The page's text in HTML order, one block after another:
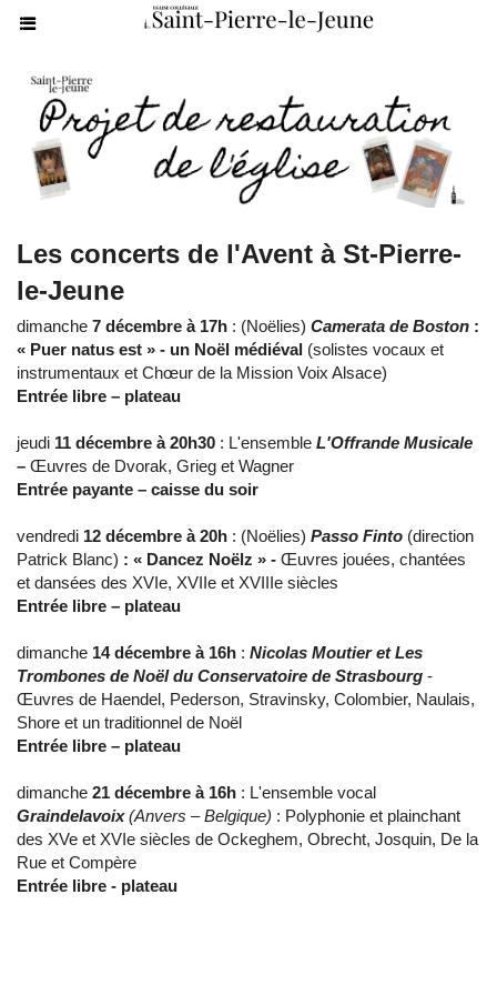
Les concerts de l'Avent à St-Pierre-
le-Jeune
dimanche 7 décembre à 17h : (Noëlies) Camerata de Boston :
« Puer natus est » - un Noël médiéval (solistes vocaux et
instrumentaux et Chœur de la Mission Voix Alsace)
Entrée libre – plateau
jeudi 11 décembre à 20h30 : L'ensemble L'Offrande Musicale
– Œuvres de Dvorak, Grieg et Wagner
Entrée payante – caisse du soir
vendredi 12 décembre à 20h : (Noëlies) Passo Finto (direction
Patrick Blanc) : « Dancez Noëlz » - Œuvres jouées, chantées
et dansées des XVIe, XVIIe et XVIIIe siècles
Entrée libre – plateau
dimanche 14 décembre à 16h : Nicolas Moutier et Les
Trombones de Noël du Conservatoire de Strasbourg -
Œuvres de Haendel, Pederson, Stravinsky, Colombier, Naulais,
Shore et un traditionnel de Noël
Entrée libre – plateau
dimanche 21 décembre à 16h : L'ensemble vocal
Graindelavoix(Anvers – Belgique) : Polyphonie et plainchant
des XVe et XVIe siècles de Ockeghem, Obrecht, Josquin, De la
Rue et Compère
Entrée libre - plateau